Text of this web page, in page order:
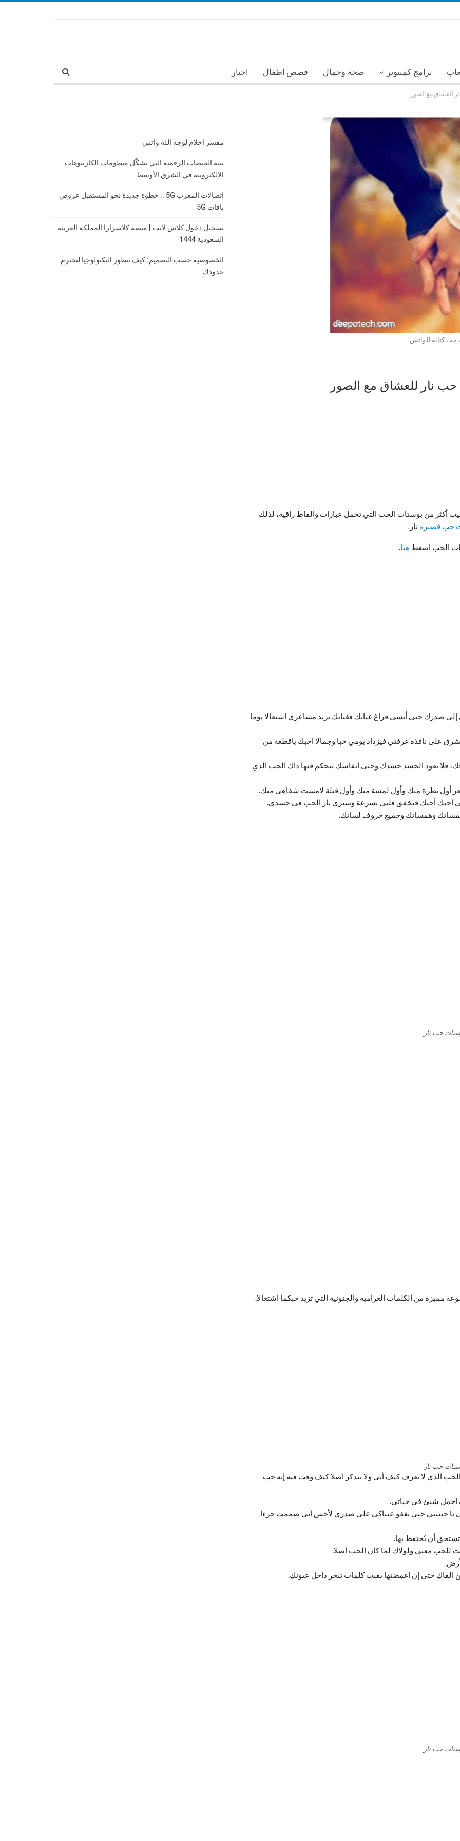
برامج كمبيوتر صحة وجمال قصص اطفال اخبار
حب كتابة للواتس
أكثر من بوستات الحب التي تحمل عبارات والفاظ راقية، لذلك
حب قصيرة نار.
الحب اضغط هنا.
صدرك حتى أنسى فراغ غيابك فغيابك يزيد مشاعري اشتعالا يوما
على نافذة غرفتي فيزداد يومي حبا وجمالا احبك ياقطعة من
فلا يعود الجسد جسدك وحتى انفاسك يتحكم فيها ذاك الحب الذي
أول نظرة منك وأول لمسة منك وأول قبلة لامست شفاهي منك.
أحبك أحبك فيخفق قلبي بسرعة وتسري نار الحب في جسدي.
لمساتك وهمساتك وجميع حروف لسانك.
حب نار
مميزة من الكلمات الغرامية والجنونية التي تزيد حبكما اشتعالا.
حب نار
الذي لا تعرف كيف أتى ولا تتذكر اصلا كيف وقت فيه إنه حب
اجمل شيئ في حياتي.
يا حبيبتي حتى تغفو عيناكي على صدري لأحس أني ضممت حزءا
أن يُحتفظ بها.
للحب معنى ولولاك لما كان الحب أصلا.
القاك حتى إن اغمضتها بقيت كلمات تبحر داخل عيونك.
حب نار
مفسر احلام لوجه الله واتس
بنية المنصات الرقمية التي تشكّل منظومات الكازينوهات
الإلكترونية في الشرق الأوسط
اتصالات المغرب 5G .. خطوة جديدة نحو المستقبل عروض
باقات 5G
تسجيل دخول كلاس لايت | منصة كلاسرارا المملكة العربية
السعودية 1444
الخصوصية حسب التصميم: كيف تتطور التكنولوجيا لتحترم
حدودك